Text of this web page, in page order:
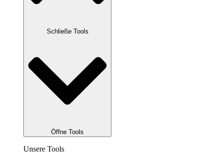
Schließe Tools
Öffne Tools
Unsere Tools